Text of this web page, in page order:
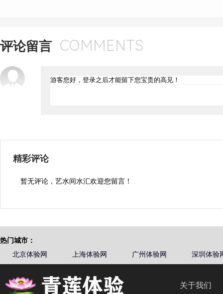
评论留言 COMMENTS
精彩评论
暂无评论，艺水间水汇欢迎您留言！
热门城市：
北京体验网
上海体验网 广州体验网 深圳体验
关于我们